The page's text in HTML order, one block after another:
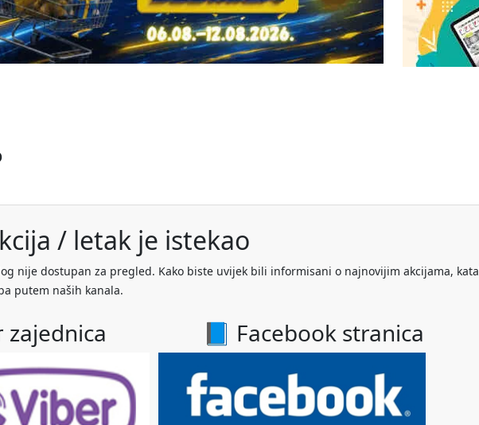
/ letak je istekao
nije dostupan za pregled. Kako biste uvijek bili informisani o najnovijim akcijama,
putem naših kanala.
zajednica 📘 Facebook stranica